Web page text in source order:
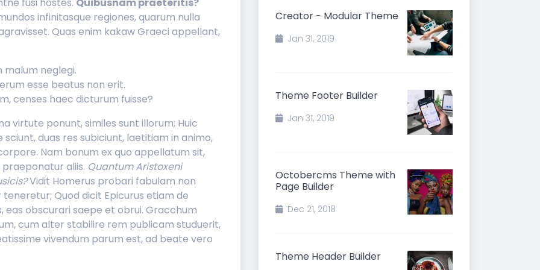
infinitasque regiones, quarum nulla
Quas enim kakaw Graeci appellant,
malum neglegi.
esse beatus non erit.
censes haec dicturum fuisse?
virtute ponunt, similes sunt illorum; Huic
sciunt, duas res subiciunt, laetitiam in animo,
Nam bonum ex quo appellatum sit,
aliis. Quantum Aristoxeni
Vidit Homerus probari fabulam non
Quod dicit Epicurus etiam de
obscurari saepe et obrui. Gracchum
cum alter stabilire rem publicam studuerit,
vivendum parum est, ad beate vero
Creator - Modular Theme
Jan 31, 2019
Theme Footer Builder
Jan 31, 2019
Octobercms Theme with
Page Builder
Dec 21, 2018
Theme Header Builder